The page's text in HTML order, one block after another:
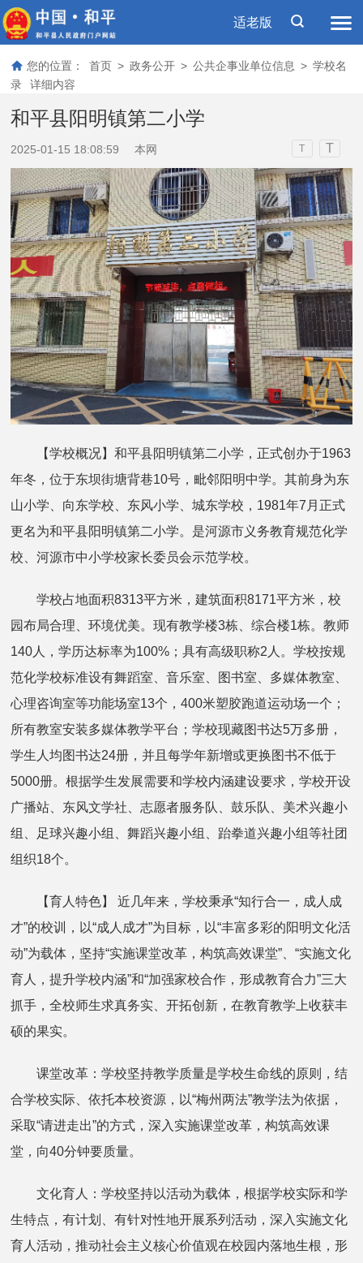
适老版
您的位置： 首页 > 政务公开 > 公共企事业单位信息 > 学校名
录
详细内容
和平县阳明镇第二小学
2025-01-15 18:08:59 本网 T T
【学校概况】和平县阳明镇第二小学，正式创办于1963
年冬，位于东坝街塘背巷10号，毗邻阳明中学。其前身为东
山小学、向东学校、东风小学、城东学校，1981年7月正式
更名为和平县阳明镇第二小学。是河源市义务教育规范化学
校、河源市中小学校家长委员会示范学校。
学校占地面积8313平方米，建筑面积8171平方米，校
园布局合理、环境优美。现有教学楼3栋、综合楼1栋。教师
140人，学历达标率为100%；具有高级职称2人。学校按规
范化学校标准设有舞蹈室、音乐室、图书室、多媒体教室、
心理咨询室等功能场室13个，400米塑胶跑道运动场一个；
所有教室安装多媒体教学平台；学校现藏图书达5万多册，
学生人均图书达24册，并且每学年新增或更换图书不低于
5000册。根据学生发展需要和学校内涵建设要求，学校开设
广播站、东风文学社、志愿者服务队、鼓乐队、美术兴趣小
组、足球兴趣小组、舞蹈兴趣小组、跆拳道兴趣小组等社团
组织18个。
【育人特色】 近几年来，学校秉承“知行合一，成人成
才”的校训，以“成人成才”为目标，以“丰富多彩的阳明文化活
动”为载体，坚持“实施课堂改革，构筑高效课堂”、“实施文化
育人，提升学校内涵”和“加强家校合作，形成教育合力”三大
抓手，全校师生求真务实、开拓创新，在教育教学上收获丰
硕的果实。
课堂改革：学校坚持教学质量是学校生命线的原则，结
合学校实际、依托本校资源，以“梅州两法”教学法为依据，
采取“请进走出”的方式，深入实施课堂改革，构筑高效课
堂，向40分钟要质量。
文化育人：学校坚持以活动为载体，根据学校实际和学
生特点，有计划、有针对性地开展系列活动，深入实施文化
育人活动，推动社会主义核心价值观在校园内落地生根，形